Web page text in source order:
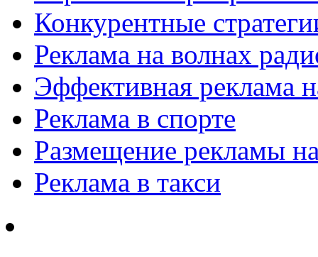
Конкурентные
Реклама на волнах
Эффективная реклама
Реклама в спорте
Размещение рекламы
Реклама в такси